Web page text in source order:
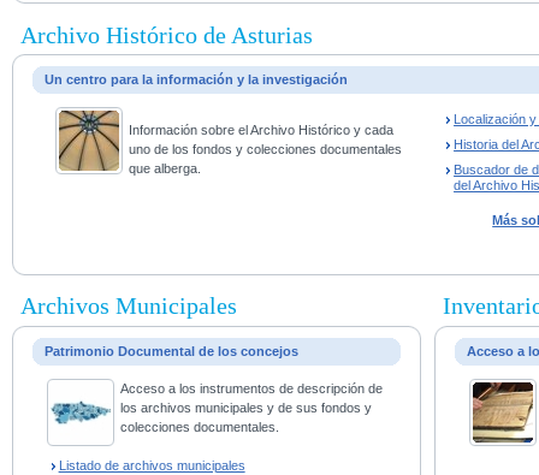
Archivo Histórico de Asturias
Un centro para la información y la investigación
Información sobre el Archivo Histórico y cada
uno de los fondos y colecciones documentales
que alberga.
Localización
Historia del
Buscador de
del Archivo
Más
Archivos Municipales
Patrimonio Documental de los concejos
Acceso a los instrumentos de descripción de
los archivos municipales y de sus fondos y
colecciones documentales.
Listado de archivos municipales
Acceso a